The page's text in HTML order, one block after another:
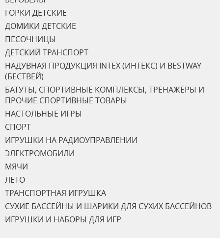
ГОРКИ ДЕТСКИЕ
ДОМИКИ ДЕТСКИЕ
ПЕСОЧНИЦЫ
ДЕТСКИЙ ТРАНСПОРТ
НАДУВНАЯ ПРОДУКЦИЯ INTEX (ИНТЕКС) И BESTWAY
(БЕСТВЕЙ)
БАТУТЫ, СПОРТИВНЫЕ КОМПЛЕКСЫ, ТРЕНАЖЁРЫ И
ПРОЧИЕ СПОРТИВНЫЕ ТОВАРЫ
НАСТОЛЬНЫЕ ИГРЫ
СПОРТ
ИГРУШКИ НА РАДИОУПРАВЛЕНИИ
ЭЛЕКТРОМОБИЛИ
МЯЧИ
ЛЕТО
ТРАНСПОРТНАЯ ИГРУШКА
СУХИЕ БАССЕЙНЫ И ШАРИКИ ДЛЯ СУХИХ БАССЕЙНОВ
ИГРУШКИ И НАБОРЫ ДЛЯ ИГР